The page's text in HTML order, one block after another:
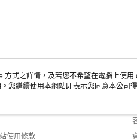
使用條款
式之詳情，及若您不希望在電腦上使
您繼續使用本網站即表示您同意本公司